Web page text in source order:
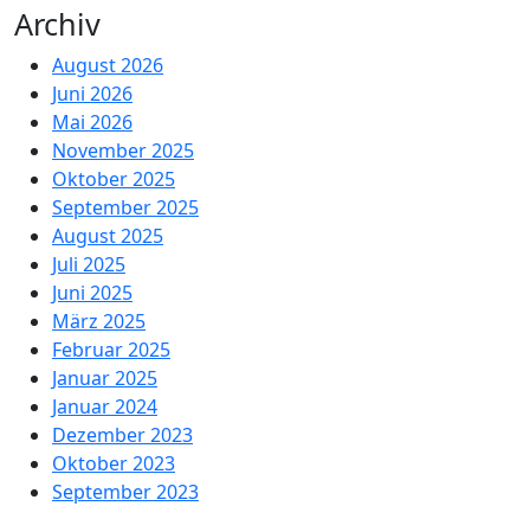
Archiv
August 2026
Juni 2026
Mai 2026
November 2025
Oktober 2025
September 2025
August 2025
Juli 2025
Juni 2025
März 2025
Februar 2025
Januar 2025
Januar 2024
Dezember 2023
Oktober 2023
September 2023